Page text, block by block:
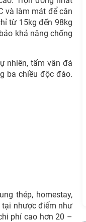
và làm mát để cân
từ 15kg đến 98kg
khả năng chống
nhiên, tấm vân đá
ba chiều độc đáo.
thép, homestay,
tại nhược điểm như
phí cao hơn 20 –